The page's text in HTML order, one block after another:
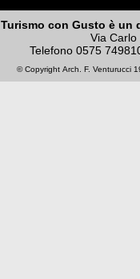
Turismo con Gusto è un
Via
Telefono 0575
© Copyright Arch. F. Venturucci